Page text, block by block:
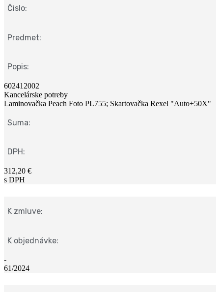
Čislo:
Predmet:
Popis:
602412002
Kancelárske potreby
Laminovačka Peach Foto PL755; Skartovačka Rexel "Auto+50X"
Suma:
DPH:
312,20 €
s DPH
K zmluve:
K objednávke:
-
61/2024